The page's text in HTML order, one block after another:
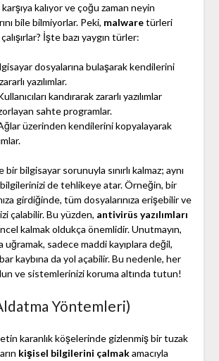
kalıyor ve çoğu zaman neyin
bile bilmiyorlar. Peki, malwaretürleri
İşte bazı yaygın türler:
dosyalarına bulaşarak kendilerini
yazılımlar.
kandırarak zararlı yazılımlar
sahte programlar.
üzerinden kendilerini kopyalayarak
bilgisayar sorunuyla sınırlı kalmaz; aynı
de tehlikeye atar. Örneğin, bir
girdiğinde, tüm dosyalarınıza erişebilir ve
çalabilir. Bu yüzden, antivirüs yazılımları
kalmak oldukça önemlidir. Unutmayın,
uğramak, sadece maddi kayıplara değil,
kaybına da yol açabilir. Bu nedenle, her
ve sistemlerinizi koruma altında tutun!
Yöntemleri)
karanlık köşelerinde gizlenmiş bir tuzak
kişisel bilgilerini çalmakamacıyla